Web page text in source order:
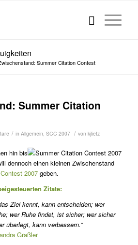
Summer Citation Contest
Summer Citation
/ in Allgemein, SCC 2007 / von kjlietz
hin bis
dennoch einen kleinen Zwischenstand
2007geben.
Zitate:
Ziel kennt, kann entscheiden; wer
wer Ruhe findet, ist sicher; wer sicher
überlegt, kann verbessern.”
Graßler